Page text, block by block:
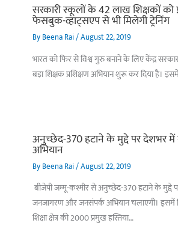
सरकारी स्कूलों के 42 लाख शिक्षकों को
फेसबुक-व्हाट्सएप से भी मिलेगी ट्रेनिंग
ByBeena Rai/August 22, 2019
भारत को फिर से विश्व गुरु बनाने के लिए केंद्र
बड़ा शिक्षक प्रशिक्षण अभियान शुरू कर दिया है।
अनुच्छेद-370 हटाने के मुद्दे पर देशभर में
अभियान
ByBeena Rai/August 22, 2019
बीजेपी जम्मू-कश्मीर से अनुच्छेद-370 हटाने के मुद्दे
जनजागरण और जनसंपर्क अभियान चलाएगी।
शिक्षा क्षेत्र की 2000 प्रमुख हस्तिया…